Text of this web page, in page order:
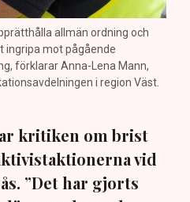
allmän ordning och
ingripa mot pågående
förklarar Anna-Lena Mann,
i region Väst.
kritiken om brist
vid
”Det har gjorts